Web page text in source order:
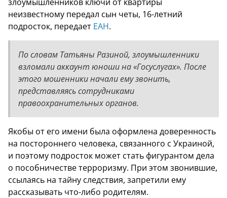
неизвестному передал сын четы, 16-летний
подросток, передает ЕАН.
По словам Татьяны Разиной, злоумышленники
взломали аккаунт юноши на «Госуслугах». После
этого мошенники начали ему звонить,
представляясь сотрудниками
правоохранительных органов.
Якобы от его имени была оформлена доверенность
на постороннего человека, связанного с Украиной,
и поэтому подросток может стать фигурантом дела
о пособничестве терроризму. При этом звонившие,
ссылаясь на тайну следствия, запретили ему
рассказывать что-либо родителям.